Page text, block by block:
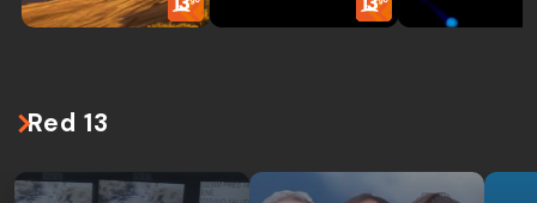
Red 13